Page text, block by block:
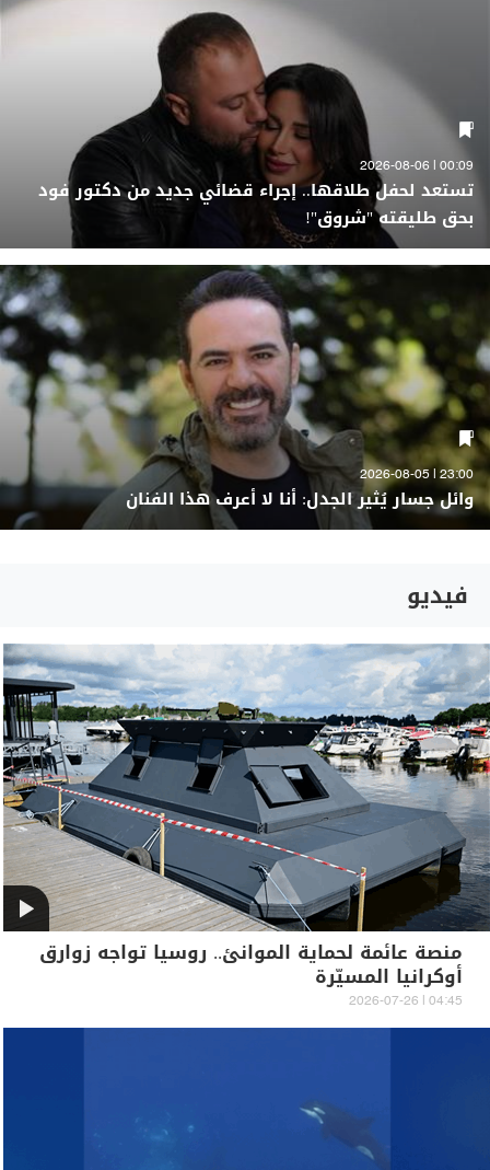
00:09 | 2026-08-06
تستعد لحفل طلاقها.. إجراء قضائي جديد من دكتور فود
بحق طليقته "شروق"!
23:00 | 2026-08-05
وائل جسار يُثير الجدل: أنا لا أعرف هذا الفنان
فيديو
منصة عائمة لحماية الموانئ.. روسيا تواجه زوارق
أوكرانيا المسيّرة
04:45 | 2026-07-26